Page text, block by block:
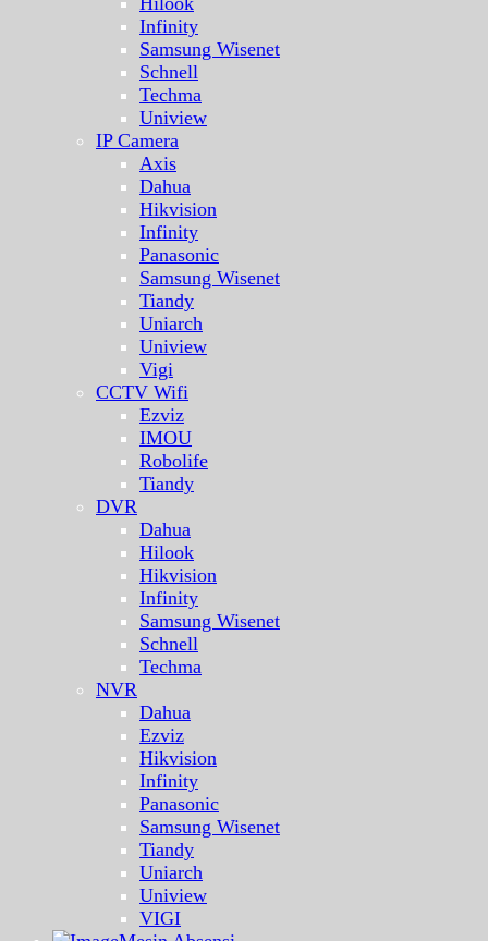
Infinity
Samsung Wisenet
Schnell
Techma
Uniview
IP Camera
Axis
Dahua
Hikvision
Infinity
Panasonic
Samsung Wisenet
Tiandy
Uniarch
Uniview
Vigi
CCTV Wifi
Ezviz
IMOU
Robolife
Tiandy
DVR
Dahua
Hilook
Hikvision
Infinity
Samsung Wisenet
Schnell
Techma
NVR
Dahua
Ezviz
Hikvision
Infinity
Panasonic
Samsung Wisenet
Tiandy
Uniarch
Uniview
VIGI